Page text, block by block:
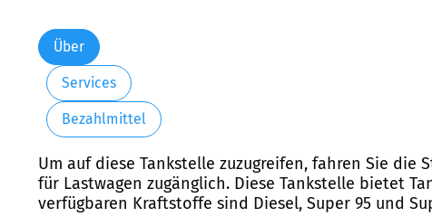
Über
Services
Bezahlmittel
Um auf diese Tankstelle zuzugreifen, fahren Sie die
für Lastwagen zugänglich. Diese Tankstelle bietet
verfügbaren Kraftstoffe sind Diesel, Super 95 und